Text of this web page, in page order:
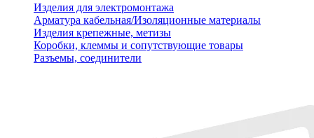
Изделия для электромонтажа
Арматура кабельная/Изоляционные материалы
Изделия крепежные, метизы
Коробки, клеммы и сопутствующие товары
Разъемы, соединители